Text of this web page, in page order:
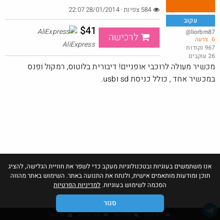
כל המוצרים באתר סטימצקי ב 35 שח .
@Shlomo59
2· 0· 285
אנו משתמשים בעוגיות ובטכנולוגיות מעקב כדי לשפר את חוויית הגלישה, להציג
תוכן ומודעות מותאמים אישית, ולנתח את התנועה באתר. השימוש באתר מהווה
הסכמה לשימוש בעוגיות. למדיניות הפרטיות
סגור
עקוב
@liorbm87
6. צרעה
967 נקודות
26 עוקבים
לרכישה $41
AliExpress
מכשיר מעולה לרוכבי אופניים! דיבורית בלוטוס, רמקול ופנס
במכשיר אחד , כולל כניסת sd וusb.